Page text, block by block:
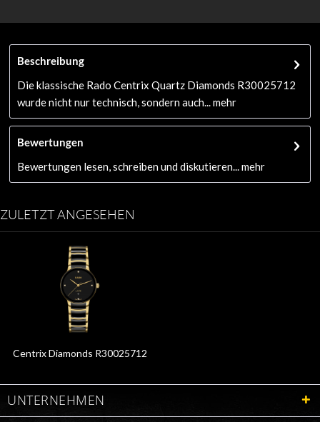
Beschreibung
Die klassische Rado Centrix Quartz Diamonds R30025712
wurde nicht nur technisch, sondern auch...
mehr
Bewertungen
Bewertungen lesen, schreiben und diskutieren...
mehr
ZULETZT ANGESEHEN
Centrix Diamonds R30025712
UNTERNEHMEN